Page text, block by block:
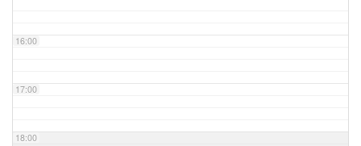
16:00
17:00
18:00